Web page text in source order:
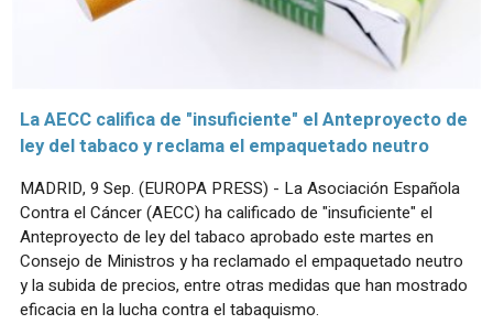
La AECC califica de "insuficiente" el Anteproyecto de
ley del tabaco y reclama el empaquetado neutro
MADRID, 9 Sep. (EUROPA PRESS) - La Asociación Española
Contra el Cáncer (AECC) ha calificado de "insuficiente" el
Anteproyecto de ley del tabaco aprobado este martes en
Consejo de Ministros y ha reclamado el empaquetado neutro
y la subida de precios, entre otras medidas que han mostrado
eficacia en la lucha contra el tabaquismo.